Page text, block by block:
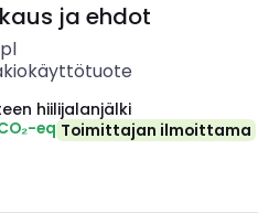
ja ehdot
hiilijalanjälki
eq Toimittajan ilmoittama